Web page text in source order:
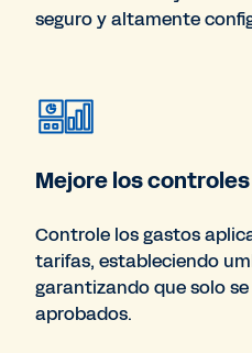
seguro y altamente
Mejore los
Controle los gastos
tarifas, estableciendo
garantizando que solo
aprobados.